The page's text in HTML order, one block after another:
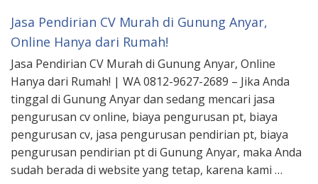
Jasa Pendirian CV Murah di Gunung Anyar,
Online Hanya dari Rumah!
Jasa Pendirian CV Murah di Gunung Anyar, Online
Hanya dari Rumah! | WA 0812-9627-2689 – Jika Anda
tinggal di Gunung Anyar dan sedang mencari jasa
pengurusan cv online, biaya pengurusan pt, biaya
pengurusan cv, jasa pengurusan pendirian pt, biaya
pengurusan pendirian pt di Gunung Anyar, maka Anda
sudah berada di website yang tetap, karena kami …